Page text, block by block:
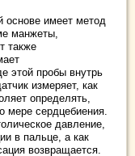
основе имеет метод
манжеты,
также
этой пробы внутрь
измеряет, как
определять,
мере сердцебиения.
давление,
в пальце, а как
возвращается.